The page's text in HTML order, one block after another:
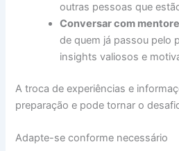
outras pessoas que
Conversar com
de quem já passou pelo
insights valiosos e
A troca de experiências e
preparação e pode tornar o
Adapte-se conforme necessário